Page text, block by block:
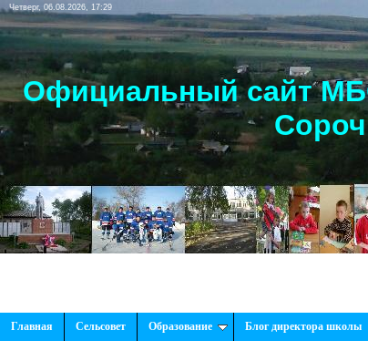
Четверг, 06.08.2026, 17:29
Официальный сайт
Главная Сельсовет Образование Блог директора школы